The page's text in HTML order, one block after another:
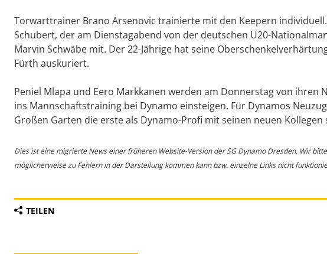
Torwarttrainer Brano Arsenovic trainierte mit den Keepern
Schubert, der am Dienstagabend von der deutschen U20-
Marvin Schwäbe mit. Der 22-Jährige hat seine
Fürth auskuriert.
Peniel Mlapa und Eero Markkanen werden am Donnerstag von
ins Mannschaftstraining bei Dynamo einsteigen. Für Dynamos
Großen Garten die erste als Dynamo-Profi mit seinen neuen Kollegen
Dies ist eine migrierte News einer früheren Website-Version der SG Dynamo Dresden. Wir
möglicherweise zu Fehlern in der Darstellung kommen kann bzw. einzelne Links nicht
TEILEN